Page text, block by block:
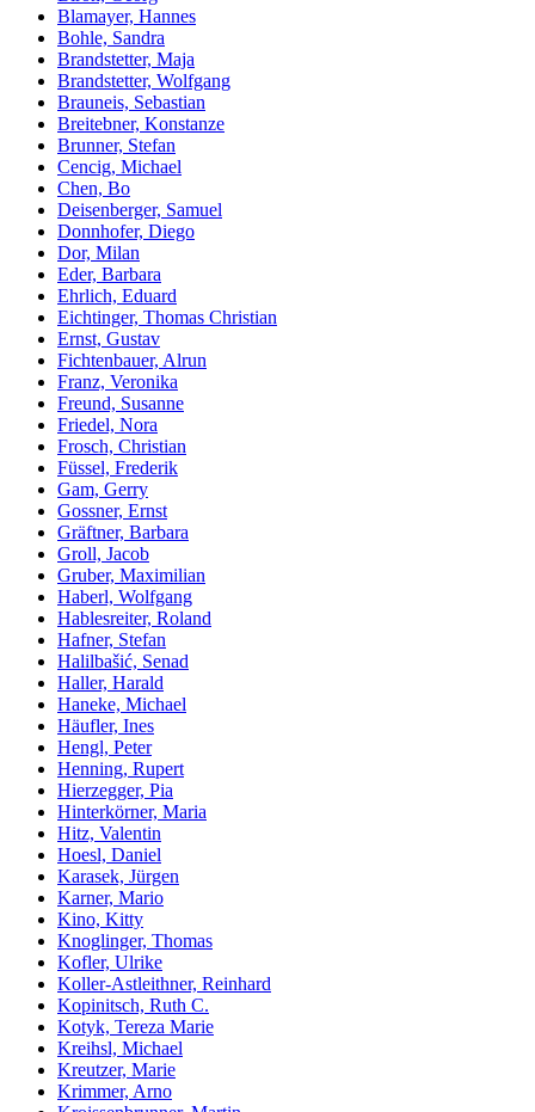
Blamayer, Hannes
Bohle, Sandra
Brandstetter, Maja
Brandstetter, Wolfgang
Brauneis, Sebastian
Breitebner, Konstanze
Brunner, Stefan
Cencig, Michael
Chen, Bo
Deisenberger, Samuel
Donnhofer, Diego
Dor, Milan
Eder, Barbara
Ehrlich, Eduard
Eichtinger, Thomas Christian
Ernst, Gustav
Fichtenbauer, Alrun
Franz, Veronika
Freund, Susanne
Friedel, Nora
Frosch, Christian
Füssel, Frederik
Gam, Gerry
Gossner, Ernst
Gräftner, Barbara
Groll, Jacob
Gruber, Maximilian
Haberl, Wolfgang
Hablesreiter, Roland
Hafner, Stefan
Halilbašić, Senad
Haller, Harald
Haneke, Michael
Häufler, Ines
Hengl, Peter
Henning, Rupert
Hierzegger, Pia
Hinterkörner, Maria
Hitz, Valentin
Hoesl, Daniel
Karasek, Jürgen
Karner, Mario
Kino, Kitty
Knoglinger, Thomas
Kofler, Ulrike
Koller-Astleithner, Reinhard
Kopinitsch, Ruth C.
Kotyk, Tereza Marie
Kreihsl, Michael
Kreutzer, Marie
Krimmer, Arno